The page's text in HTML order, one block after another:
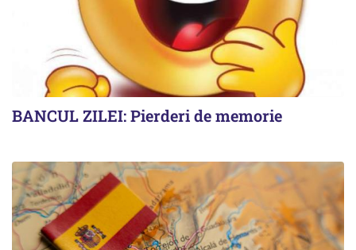
BANCUL ZILEI: Pierderi de memorie